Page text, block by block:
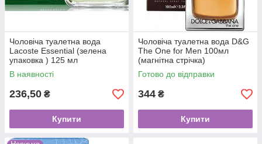
Чоловіча туалетна вода
Lacoste Essential (зелена
упаковка ) 125 мл
В наявності
236,50 ₴
Купити
Чоловіча туалетна вода D&G
The One for Men 100мл
(магнітна стрічка)
Готово до відправки
344 ₴
Купити